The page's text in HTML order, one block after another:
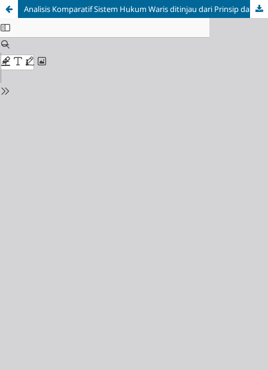
Analisis Komparatif Sistem Hukum Waris ditinjau dari Prinsip dan Penerapan dalam Hukum Acara Perdata